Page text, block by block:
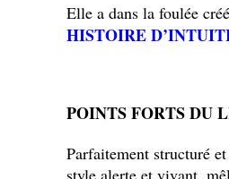
Elle a dans la foulée
HISTOIRE
POINTS FORTS DU
Parfaitement structuré
style alerte et vivant,